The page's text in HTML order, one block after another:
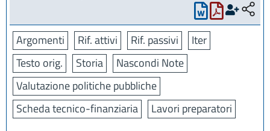
Argomenti Rif. attivi Rif. passivi
Iter
Testo orig.
Storia
Nascondi Note
Valutazione politiche pubbliche
Scheda tecnico-finanziaria
Lavori preparatori